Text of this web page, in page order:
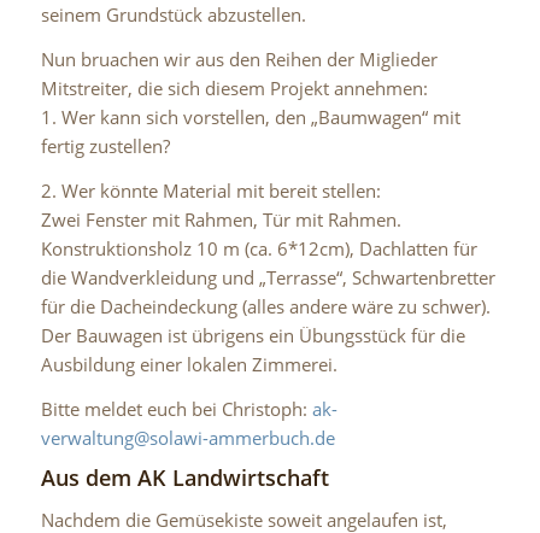
seinem Grundstück abzustellen.
Nun bruachen wir aus den Reihen der Miglieder
Mitstreiter, die sich diesem Projekt annehmen:
1. Wer kann sich vorstellen, den „Baumwagen“ mit
fertig zustellen?
2. Wer könnte Material mit bereit stellen:
Zwei Fenster mit Rahmen, Tür mit Rahmen.
Konstruktionsholz 10 m (ca. 6*12cm), Dachlatten für
die Wandverkleidung und „Terrasse“, Schwartenbretter
für die Dacheindeckung (alles andere wäre zu schwer).
Der Bauwagen ist übrigens ein Übungsstück für die
Ausbildung einer lokalen Zimmerei.
Bitte meldet euch bei Christoph: ak-
verwaltung@solawi-ammerbuch.de
Aus dem AK Landwirtschaft
Nachdem die Gemüsekiste soweit angelaufen ist,